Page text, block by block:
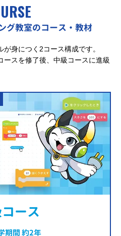
グ教室のコース・教材
身につく2コース構成です。
スを修了後、中級コースに進級
ース
期間 約2年